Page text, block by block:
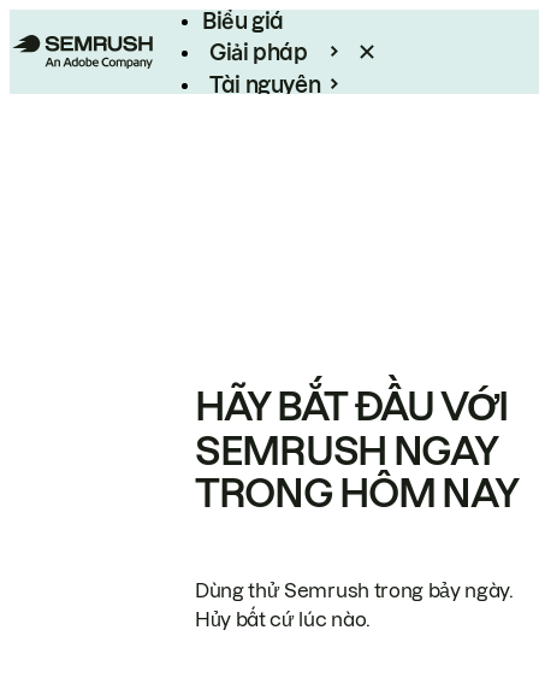
Biểu giá
Giải pháp
Tài nguyên
HÃY BẮT ĐẦU VỚI
SEMRUSH NGAY
TRONG HÔM NAY
Dùng thử Semrush trong bảy ngày.
Hủy bất cứ lúc nào.